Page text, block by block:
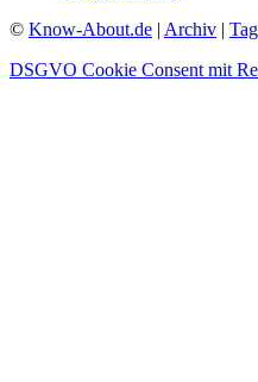
© Know-About.de | Archiv |
DSGVO Cookie Consent mit